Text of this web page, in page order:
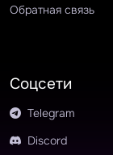
Обратная связь
Соцсети
Telegram
Discord